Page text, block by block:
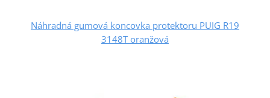
Náhradná gumová koncovka protektoru PUIG R19
3148T oranžová